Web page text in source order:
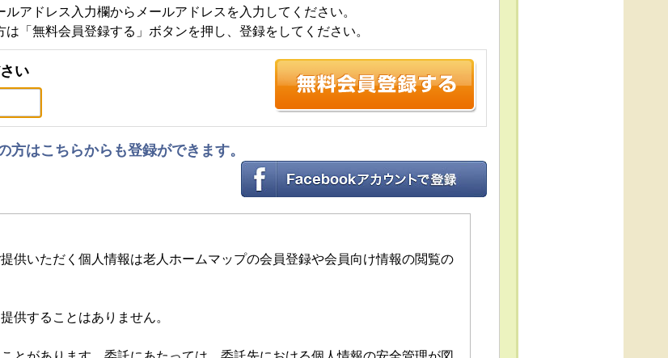
アドレス入力欄からメールアドレスを入力してください。
「無料会員登録する」ボタンを押し、登録をしてください。
い
はこちらからも登録ができます。
供いただく個人情報は老人ホームマップの会員登録や会員向け情報の閲覧の
供することはありません。